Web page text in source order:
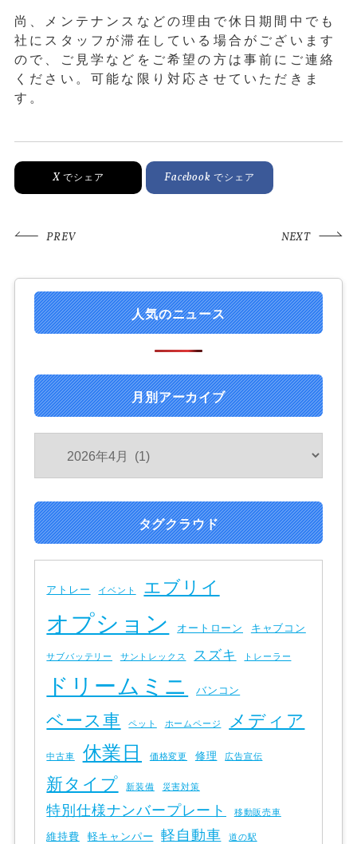
尚、メンテナンスなどの理由で休日期間中でも
社にスタッフが滞在している場合がございます
ので、ご見学などをご希望の方は事前にご連絡
ください。可能な限り対応させていただきま
す。
X でシェア Facebook でシェア
NEXT
PREV
人気のニュース
月別アーカイブ
タグクラウド
アトレー イベント エブリイ
オプション オートローン キャブコン
サブバッテリー サントレックス スズキ トレーラー
ドリームミニ バンコン
ベース車 ペット ホームページ メディア
中古車 休業日 価格変更 修理 広告宣伝
新タイプ 新装備 災害対策
特別仕様ナンバープレート 移動販売車
維持費 軽キャンパー 軽自動車 道の駅